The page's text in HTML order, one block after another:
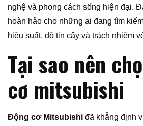
nghệ và phong cách sống hiện đại.
hoàn hảo cho những ai đang tìm
hiệu suất, độ tin cậy và trách nhiệm
Tại sao nên
cơ mitsubishi
Động cơ Mitsubishi đã khẳng định